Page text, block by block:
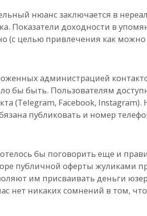
нюанс заключается в
Показатели доходности в
(с целью привлечения как
администрацией
бы быть. Пользователям
(Telegram, Facebook, Instagram).
публиковать и номер
бы поговорить еще и
публичной оферты жуликами
им присваивать деньги
нет никаких сомнений в том,